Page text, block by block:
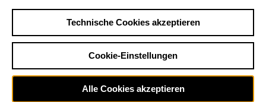
Technische Cookies akzeptieren
Cookie-Einstellungen
Alle Cookies akzeptieren